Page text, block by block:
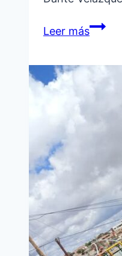
Leer másLA
Y
YAVI